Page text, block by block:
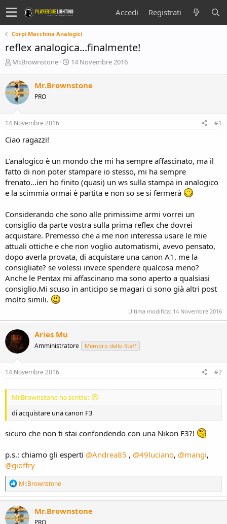
Accedi Registrati
Corpi Macchina Analogici
reflex analogica...finalmente!
C
e
a
t
o
r
e
i
c
u
s
s
i
n
e
Mr.Brownstone
D
a
i
o
14 Novembre 2016
Mr.Brownstone
PRO
14 Novembre 2016 #1
Ciao ragazzi!
L'analogico è un mondo che mi ha sempre affascinato, ma il
fatto di non poter stampare io stesso, mi ha sempre
frenato...ieri ho finito (quasi) un ws sulla stampa in analogico
e la scimmia ormai è partita e non so se si fermerà
Considerando che sono alle primissime armi vorrei un
consiglio da parte vostra sulla prima reflex che dovrei
acquistare. Premesso che a me non interessa usare le mie
attuali ottiche e che non voglio automatismi, avevo pensato,
dopo averla provata, di acquistare una canon A1. me la
consigliate? se volessi invece spendere qualcosa meno?
Anche le Pentax mi affascinano ma sono aperto a qualsiasi
consiglio.Mi scuso in anticipo se magari ci sono già altri post
molto simili.
Ultima modifica: 14 Novembre 2016
Aries Mu
Amministratore Membro dello Staff
14 Novembre 2016 #2
Mr.Brownstone ha scritto:
di acquistare una canon F3
sicuro che non ti stai confondendo con una Nikon F3?!
p.s.: chiamo gli esperti @Andrea85 , @49luciano, @mangi,
@gioffry
R
e
a
c
t
Mr.Brownstone
Mr.Brownstone
PRO